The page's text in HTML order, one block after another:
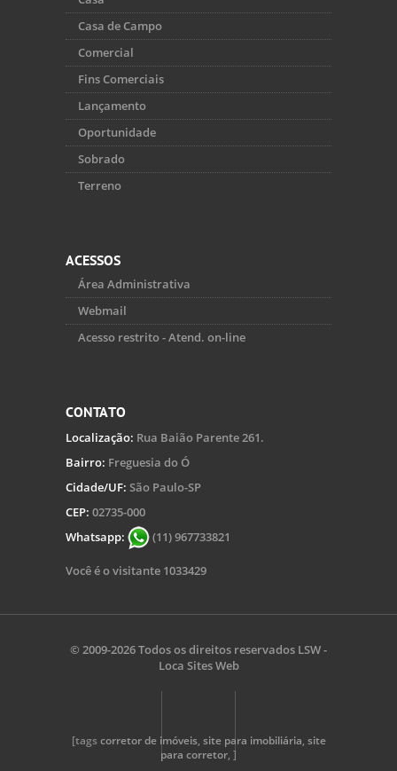
Casa de Campo
Comercial
Fins Comerciais
Lançamento
Oportunidade
Sobrado
Terreno
ACESSOS
Área Administrativa
Webmail
Acesso restrito - Atend. on-line
CONTATO
Localização: Rua Baião Parente 261.
Bairro: Freguesia do Ó
Cidade/UF: São Paulo-SP
CEP: 02735-000
Whatsapp:
(11) 967733821
Você é o visitante 1033429
© 2009-2026 Todos os direitos reservados LSW -
Loca Sites Web
[tags corretor de imóveis,site para imobiliária,site
para corretor, ]